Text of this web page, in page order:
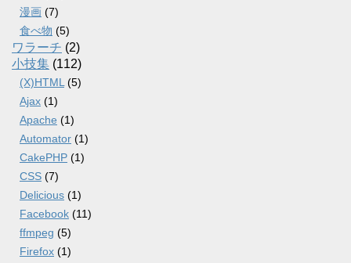
漫画 (7)
食べ物 (5)
ワラーチ (2)
小技集 (112)
(X)HTML (5)
Ajax (1)
Apache (1)
Automator (1)
CakePHP (1)
CSS (7)
Delicious (1)
Facebook (11)
ffmpeg (5)
Firefox (1)